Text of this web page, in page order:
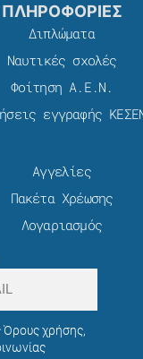
ΠΛΗΡΟΦΟΡΙΕΣ
Διπλώματα
Ναυτικές σχολές
Φοίτηση Α.Ε.Ν.
εγγραφής
Αγγελίες
Πακέτα Χρέωσης​
Λογαριασμός
χρήσης,